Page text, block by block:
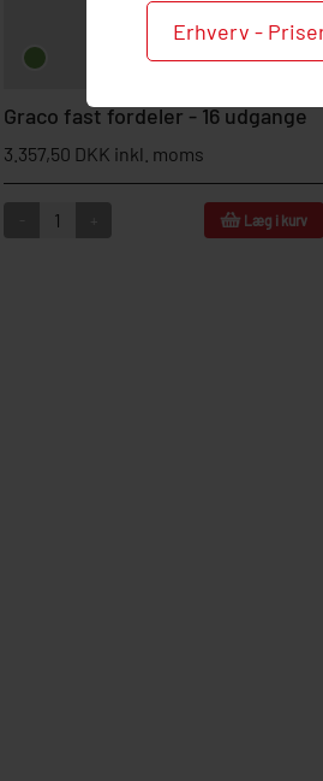
Erhverv -
Graco fast fordeler - 16 udgange
3.357,50 DKK inkl. moms
Læg i kurv